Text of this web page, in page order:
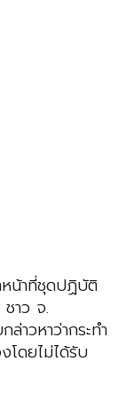
หน้าที่ชุดปฏิบัติ
าว จ.
าวหาว่ากระทำ
โดยไม่ได้รับ